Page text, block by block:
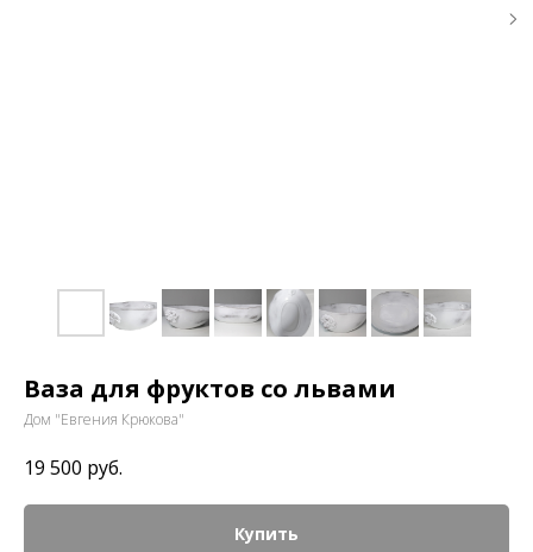
Ваза для фруктов со львами
Дом "Евгения Крюкова"
19 500 руб.
Купить